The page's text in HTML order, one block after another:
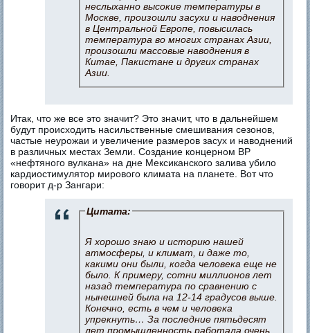
неслыханно высокие температуры в
Москве, произошли засухи и наводнения
в Центральной Европе, повысилась
температура во многих странах Азии,
произошли массовые наводнения в
Китае, Пакистане и других странах
Азии.
Итак, что же все это значит? Это значит, что в дальнейшем
будут происходить насильственные смешивания сезонов,
частые неурожаи и увеличение размеров засух и наводнений
в различных местах Земли. Создание концерном BP
«нефтяного вулкана» на дне Мексиканского залива убило
кардиостимулятор мирового климата на планете. Вот что
говорит д-р Зангари:
Цитата:
Я хорошо знаю и историю нашей
атмосферы, и климат, и даже то,
какими они были, когда человека еще не
было. К примеру, сотни миллионов лет
назад температура по сравнению с
нынешней была на 12-14 градусов выше.
Конечно, есть в чем и человека
упрекнуть… За последние пятьдесят
лет промышленность работала очень